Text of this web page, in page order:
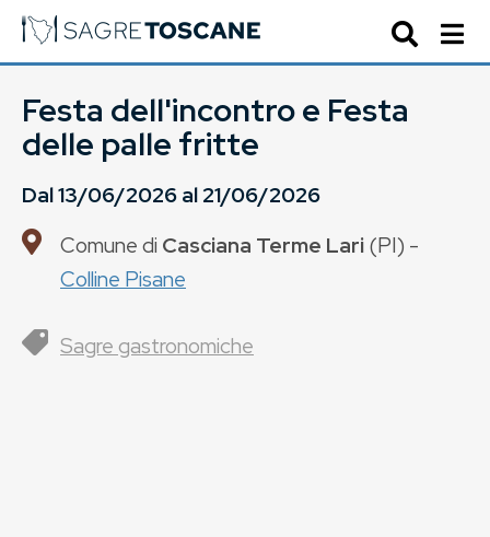
Festa dell'incontro e Festa
delle palle fritte
Dal13/06/2026al21/06/2026
Comune di Casciana Terme Lari(PI) -
Colline Pisane
Sagre gastronomiche